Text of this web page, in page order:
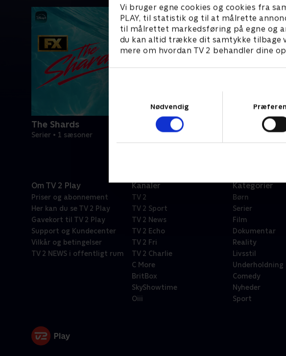
Vi bruger egne cookies og cookies fra
PLAY, til statistik og til at målrette
til målrettet markedsføring på egne og
du kan altid trække dit samtykke tilbage
mere om hvordan TV 2 behandler dine
Nødvendig
The Shards
Serier • 1 sæsoner
Star Wars:
Serier • 1
Om TV 2 Play
Priser og abonnement
Her kan du se TV 2 Play
Gavekort til TV 2 Play
Support og Kundecenter
Vilkår og betingelser
TV 2 NEWS i offentligt rum
Kanaler
TV 2
TV 2 Sport
TV 2 News
TV 2 Echo
TV 2 Fri
TV 2 Charlie
C More
BritBox
SkyShowtime
Oiii
Kategorier
Børn
Serier
Film
Dokumentar
Reality
Livsstil
Underholdning
Comedy
Nyheder
Sport